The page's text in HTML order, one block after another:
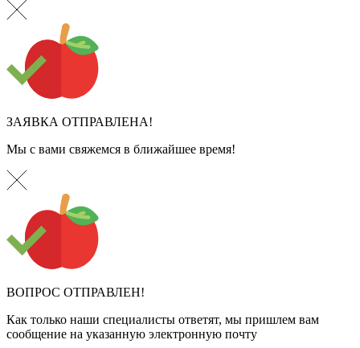
ЗАЯВКА ОТПРАВЛЕНА!
Мы с вами свяжемся в ближайшее время!
ВОПРОС ОТПРАВЛЕН!
Как только наши специалисты ответят, мы пришлем вам
сообщение на указанную электронную почту